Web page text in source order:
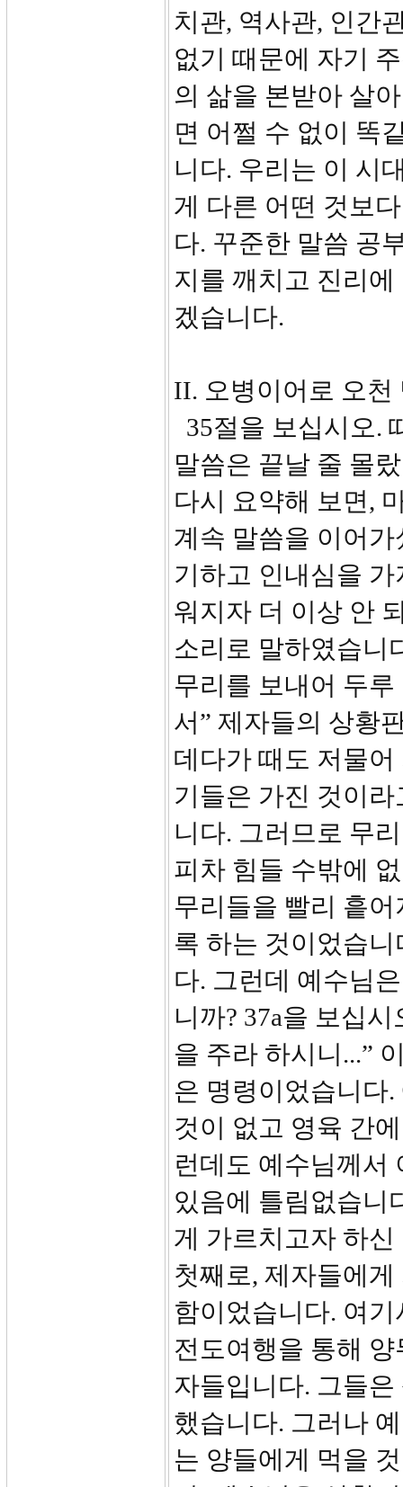
치관, 역사관, 인간
없기 때문에 자기
의 삶을 본받아 살
면 어쩔 수 없이 똑
니다. 우리는 이 시
게 다른 어떤 것보
다. 꾸준한 말씀 공
지를 깨치고 진리
겠습니다.
II. 오병이어로 오천
35절을 보십시오.
말씀은 끝날 줄 몰
다시 요약해 보면,
계속 말씀을 이어
기하고 인내심을
워지자 더 이상 안
소리로 말하였습니
무리를 보내어 두
서” 제자들의 상황
데다가 때도 저물
기들은 가진 것이
니다. 그러므로 무
피차 힘들 수밖에
무리들을 빨리 흩
록 하는 것이었습
다. 그런데 예수님
니까? 37a을 보십
을 주라 하시니...”
은 명령이었습니다
것이 없고 영육 간
런데도 예수님께서
있음에 틀림없습니
게 가르치고자 하
첫째로, 제자들에
함이었습니다. 여
전도여행을 통해
자들입니다. 그들
했습니다. 그러나
는 양들에게 먹을